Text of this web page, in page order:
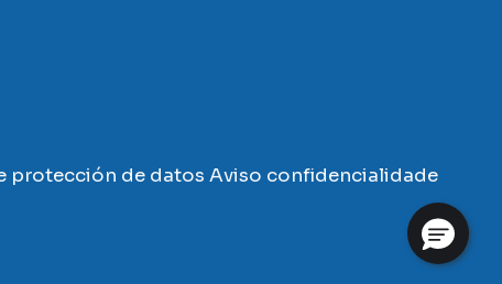
protección de datos Aviso confidencialidade